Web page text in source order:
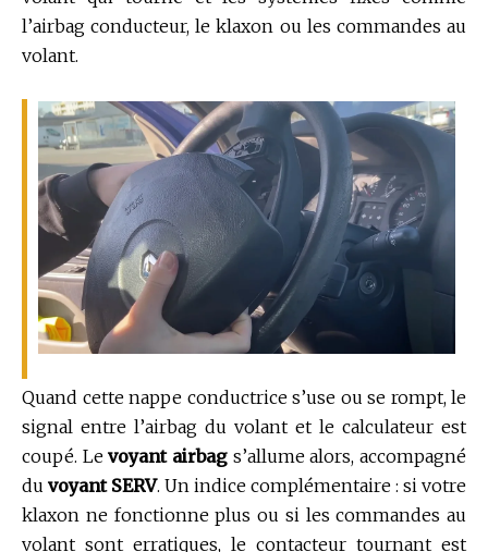
l’airbag conducteur, le klaxon ou les commandes au
volant.
Quand cette nappe conductrice s’use ou se rompt, le
signal entre l’airbag du volant et le calculateur est
coupé. Levoyant airbag s’allume alors, accompagné
du voyant SERV. Un indice complémentaire : si votre
klaxon ne fonctionne plus ou si les commandes au
volant sont erratiques, le contacteur tournant est